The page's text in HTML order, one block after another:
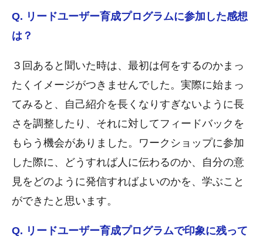
Q. リードユーザー育成プログラムに参加した感想
は？
３回あると聞いた時は、最初は何をするのかまっ
たくイメージがつきませんでした。実際に始まっ
てみると、自己紹介を長くなりすぎないように長
さを調整したり、それに対してフィードバックを
もらう機会がありました。ワークショップに参加
した際に、どうすれば人に伝わるのか、自分の意
見をどのように発信すればよいのかを、学ぶこと
ができたと思います。
Q. リードユーザー育成プログラムで印象に残って